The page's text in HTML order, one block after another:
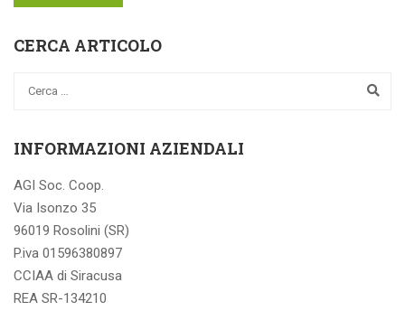
CERCA ARTICOLO
INFORMAZIONI AZIENDALI
AGI Soc. Coop.
Via Isonzo 35
96019 Rosolini (SR)
P.iva 01596380897
CCIAA di Siracusa
REA SR-134210